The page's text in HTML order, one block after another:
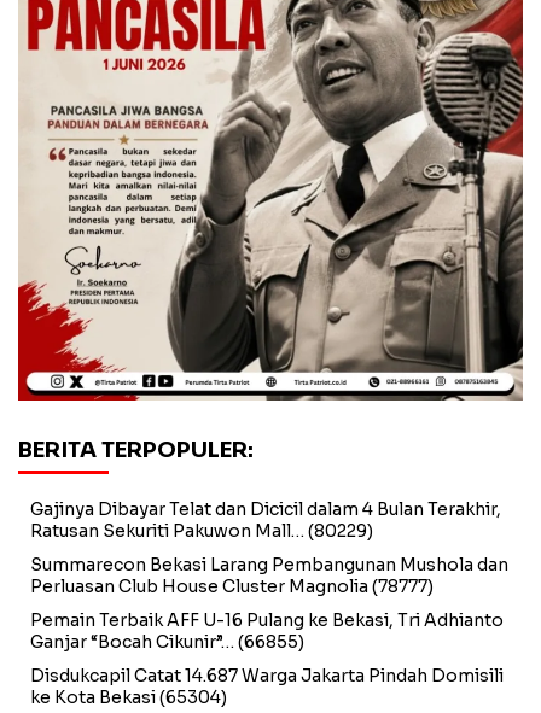
BERITA TERPOPULER:
Gajinya Dibayar Telat dan Dicicil dalam 4 Bulan Terakhir,
Ratusan Sekuriti Pakuwon Mall… (80229)
Summarecon Bekasi Larang Pembangunan Mushola dan
Perluasan Club House Cluster Magnolia (78777)
Pemain Terbaik AFF U-16 Pulang ke Bekasi, Tri Adhianto
Ganjar “Bocah Cikunir”… (66855)
Disdukcapil Catat 14.687 Warga Jakarta Pindah Domisili
ke Kota Bekasi(65304)